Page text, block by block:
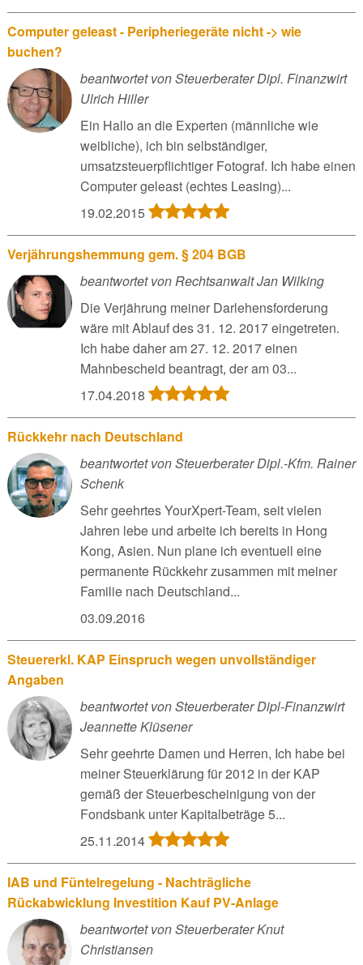
Computer geleast - Peripheriegeräte nicht -> wie
buchen?
beantwortet von Steuerberater Dipl. Finanzwirt
Ulrich Hiller
Ein Hallo an die Experten (männliche wie
weibliche), ich bin selbständiger,
umsatzsteuerpflichtiger Fotograf. Ich habe einen
Computer geleast (echtes Leasing)...
19.02.2015
Verjährungshemmung gem. § 204 BGB
beantwortet von Rechtsanwalt Jan Wilking
Die Verjährung meiner Darlehensforderung
wäre mit Ablauf des 31. 12. 2017 eingetreten.
Ich habe daher am 27. 12. 2017 einen
Mahnbescheid beantragt, der am 03...
17.04.2018
Rückkehr nach Deutschland
beantwortet von Steuerberater Dipl.-Kfm. Rainer
Schenk
Sehr geehrtes YourXpert-Team, seit vielen
Jahren lebe und arbeite ich bereits in Hong
Kong, Asien. Nun plane ich eventuell eine
permanente Rückkehr zusammen mit meiner
Familie nach Deutschland...
03.09.2016
Steuererkl. KAP Einspruch wegen unvollständiger
Angaben
beantwortet von Steuerberater Dipl-Finanzwirt
Jeannette Klüsener
Sehr geehrte Damen und Herren, Ich habe bei
meiner Steuerklärung für 2012 in der KAP
gemäß der Steuerbescheinigung von der
Fondsbank unter Kapitalbeträge 5...
25.11.2014
IAB und Füntelregelung - Nachträgliche
Rückabwicklung Investition Kauf PV-Anlage
beantwortet von Steuerberater Knut
Christiansen